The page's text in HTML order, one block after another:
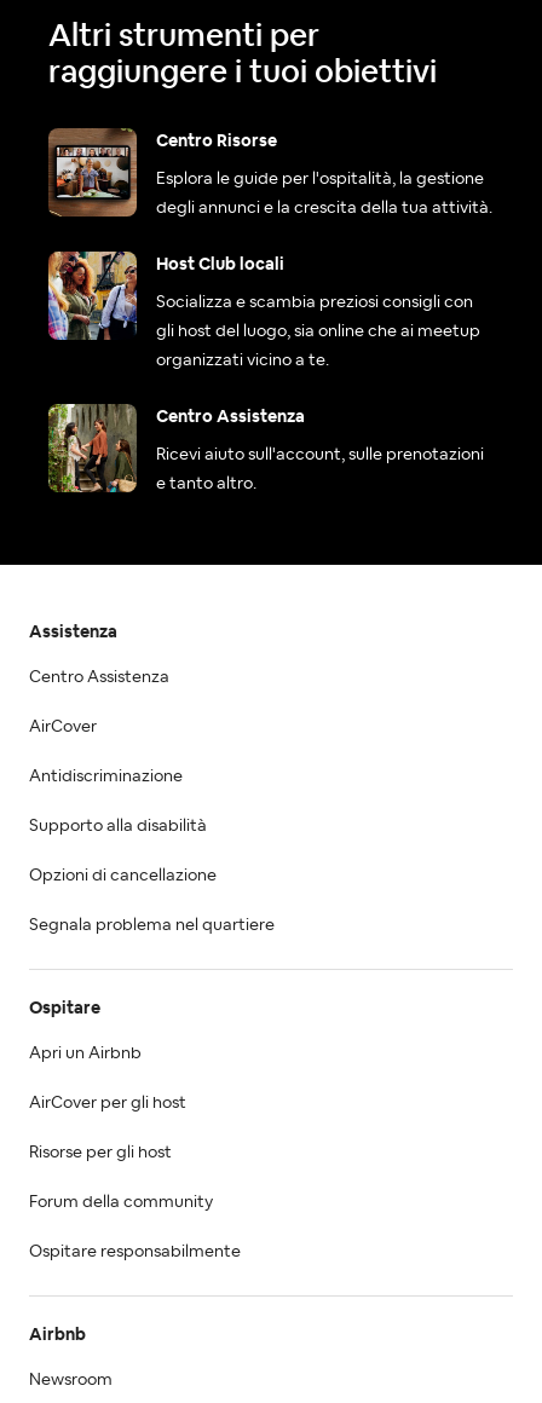
Altri strumenti per
raggiungere i tuoi obiettivi
Centro Risorse
Esplora le guide per l'ospitalità, la gestione
degli annunci e la crescita della tua attività.
Host Club locali
Socializza e scambia preziosi consigli con
gli host del luogo, sia online che ai meetup
organizzati vicino a te.
Centro Assistenza
Ricevi aiuto sull'account, sulle prenotazioni
e tanto altro.
Assistenza
Centro Assistenza
AirCover
Antidiscriminazione
Supporto alla disabilità
Opzioni di cancellazione
Segnala problema nel quartiere
Ospitare
Apri un Airbnb
AirCover per gli host
Risorse per gli host
Forum della community
Ospitare responsabilmente
Airbnb
Newsroom